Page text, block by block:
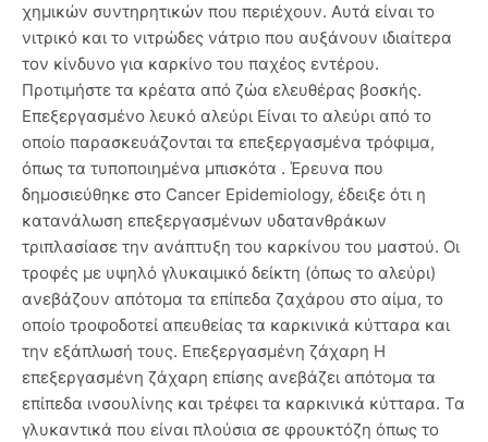
χημικών συντηρητικών που περιέχουν. Αυτά είναι το
νιτρικό και το νιτρώδες νάτριο που αυξάνουν ιδιαίτερα
τον κίνδυνο για καρκίνο του παχέος εντέρου.
Προτιμήστε τα κρέατα από ζώα ελευθέρας βοσκής.
Επεξεργασμένο λευκό αλεύρι Είναι το αλεύρι από το
οποίο παρασκευάζονται τα επεξεργασμένα τρόφιμα,
όπως τα τυποποιημένα μπισκότα . Έρευνα που
δημοσιεύθηκε στο Cancer Epidemiology, έδειξε ότι η
κατανάλωση επεξεργασμένων υδατανθράκων
τριπλασίασε την ανάπτυξη του καρκίνου του μαστού. Οι
τροφές με υψηλό γλυκαιμικό δείκτη (όπως το αλεύρι)
ανεβάζουν απότομα τα επίπεδα ζαχάρου στο αίμα, το
οποίο τροφοδοτεί απευθείας τα καρκινικά κύτταρα και
την εξάπλωσή τους. Επεξεργασμένη ζάχαρη Η
επεξεργασμένη ζάχαρη επίσης ανεβάζει απότομα τα
επίπεδα ινσουλίνης και τρέφει τα καρκινικά κύτταρα. Τα
γλυκαντικά που είναι πλούσια σε φρουκτόζη όπως το